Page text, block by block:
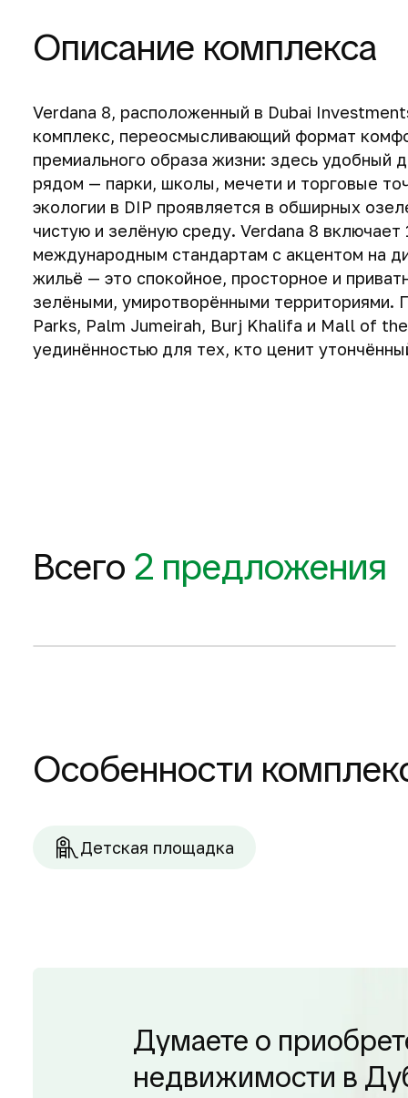
Описание комплекса
Verdana 8, расположенный в Dubai
комплекс, переосмысливающий формат
премиального образа жизни: здесь удобный
рядом — парки, школы, мечети и торговые
экологии в DIP проявляется в обширных
чистую и зелёную среду. Verdana 8
международным стандартам с акцентом на
жильё — это спокойное, просторное и
зелёными, умиротворёнными территориями.
Parks, Palm Jumeirah, Burj Khalifa и Mall of
уединённостью для тех, кто ценит
Всего 2 предложения
Запросить планировку
Особенности
Детская площадка
Думаете о
недвижимости в